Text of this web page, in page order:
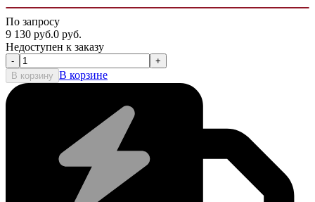
По запросу
9 130 руб.0 руб.
Недоступен к заказу
-
+
В корзину В корзине